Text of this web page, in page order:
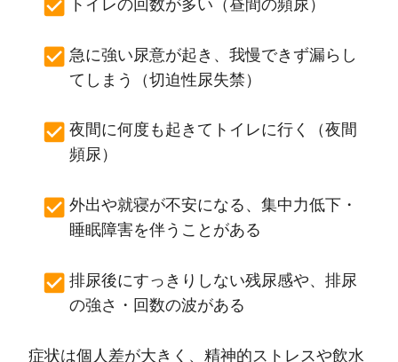
トイレの回数が多い（昼間の頻尿）
急に強い尿意が起き、我慢できず漏らし
てしまう（切迫性尿失禁）
夜間に何度も起きてトイレに行く（夜間
頻尿）
外出や就寝が不安になる、集中力低下・
睡眠障害を伴うことがある
排尿後にすっきりしない残尿感や、排尿
の強さ・回数の波がある
症状は個人差が大きく、精神的ストレスや飲水